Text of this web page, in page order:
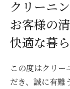
クリーニ
お客様の
快適な暮
この度はクリ
だき、誠に有難